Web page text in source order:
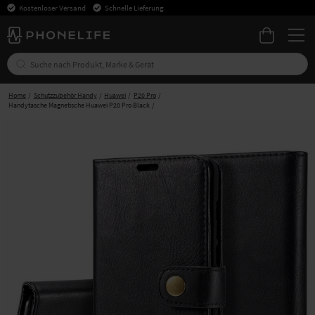
Kostenloser Versand Schnelle Lieferung
Home Schutzzubehör Handy Huawei
P20 Pro
Handytasche Magnetische Huawei P20 Pro Black